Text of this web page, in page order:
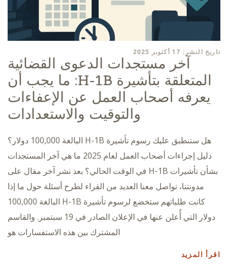
تاريخ النشر: 17 أكتوبر 2025
آخر مستجدات الدعوى القضائية
المتعلقة بتأشيرة H-1B: ما يجب أن
يعرفه أصحاب العمل عن الإعفاءات
والتوقيت والاستعدادات
هل ستنطبق عليك رسوم تأشيرة H-1B البالغة 100,000 دولار؟
دليل إجراءات أصحاب العمل لعام 2025 ما هي آخر المستجدات
بشأن تأشيرات H-1B في الوقت الحالي؟ بعد نشر آخر مقال على
مدونتنا، تواصل معنا العديد من القراء لطرح أسئلة حول ما إذا
كانت طلباتهم ستخضع لرسوم تأشيرة H-1B البالغة 100,000
دولار التي أُعلن عنها في الإعلان الصادر في 19 سبتمبر. والقاسم
المشترك بين هذه الاستفسارات هو
اقرأ المزيد